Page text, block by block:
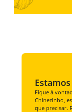
Fique à
Chinezinho,
que precisar.